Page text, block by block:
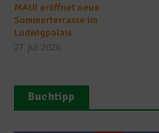
MAUI eröffnet neue
Sommerterrasse im
Ludwigpalais
27. Juli 2026
Buchtipp